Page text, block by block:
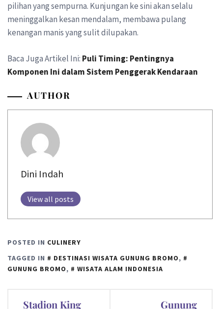
pilihan yang sempurna. Kunjungan ke sini akan selalu
meninggalkan kesan mendalam, membawa pulang
kenangan manis yang sulit dilupakan.
Baca Juga Artikel Ini: Puli Timing: Pentingnya
Komponen Ini dalam Sistem Penggerak Kendaraan
AUTHOR
Dini Indah
View all posts
POSTED IN CULINERY
TAGGED IN
DESTINASI WISATA GUNUNG BROMO,
GUNUNG BROMO, WISATA ALAM INDONESIA
PostStadion King Gunung